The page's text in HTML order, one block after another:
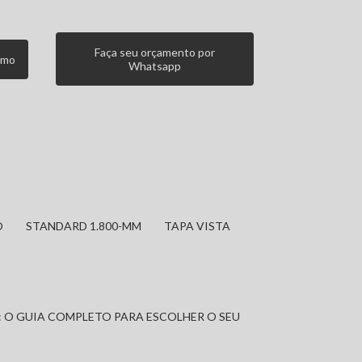
Faça seu orçamento por
Whatsapp
STANDARD 1.800-MM TAPA VISTA
GUIA COMPLETO PARA ESCOLHER O SEU